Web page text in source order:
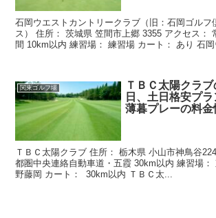
石岡ウエストカントリークラブ（旧：石岡ゴルフ
ス） 住所： 茨城県 笠間市上郷 3355 アクセス：
間 10km以内 練習場： 練習場 カート： あり 石岡
関東ゴルフ場
ＴＢＣ太陽クラ
日、土日格安プ
薄暮プレーの料金
ＴＢＣ太陽クラブ 住所： 栃木県 小山市神鳥谷
都圏中央連絡自動車道・五霞 30km以内 練習場：
野藤岡 カート： 30km以内 ＴＢＣ太...